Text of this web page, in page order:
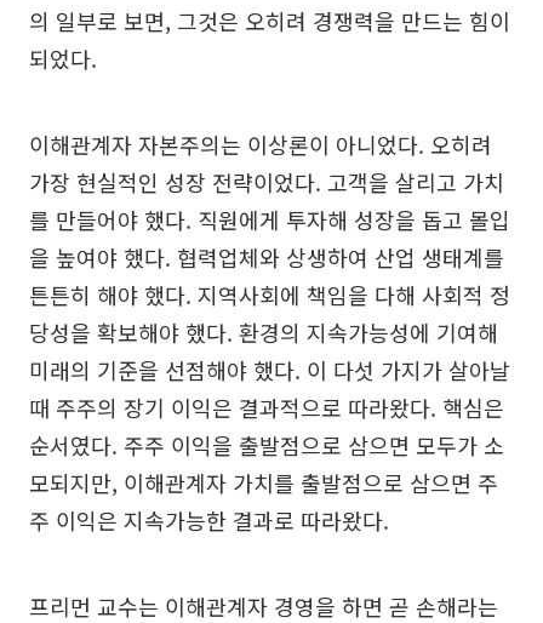
의 일부로 보면, 그것은 오히려 경쟁력을 만드는 힘이
되었다.
이해관계자 자본주의는 이상론이 아니었다. 오히려
가장 현실적인 성장 전략이었다. 고객을 살리고 가치
를 만들어야 했다. 직원에게 투자해 성장을 돕고 몰입
을 높여야 했다. 협력업체와 상생하여 산업 생태계를
튼튼히 해야 했다. 지역사회에 책임을 다해 사회적 정
당성을 확보해야 했다. 환경의 지속가능성에 기여해
미래의 기준을 선점해야 했다. 이 다섯 가지가 살아날
때 주주의 장기 이익은 결과적으로 따라왔다. 핵심은
순서였다. 주주 이익을 출발점으로 삼으면 모두가 소
모되지만, 이해관계자 가치를 출발점으로 삼으면 주
주 이익은 지속가능한 결과로 따라왔다.
프리먼 교수는 이해관계자 경영을 하면 곧 손해라는